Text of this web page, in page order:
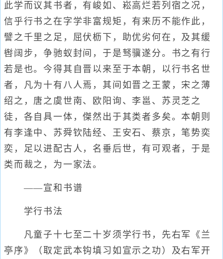
此学而议其书者，有峻如、崧高烂若列宿之况，
信乎行书之在字学非富规矩，有来历不能作此，
譬之千里之足，屈伏枥下，助优劣何在，及其缓
辔阔步，争驰蚁封间，于是驽骥遂分。书之有行
若是也。今得其自晋以来至于本朝，以行书名世
者，凡为十有八人焉，其间如晋之王蒙，宋之薄
绍之，唐之虞世南、欧阳询、李邕、苏灵芝之
徒，各自具一体，傑然出于其类者多矣。本朝则
有李逢中、苏舜钦陆经、王安石、蔡京，笔势奕
奕，足以进配古人，名垂后世，有可观者，于是
类而裁之，为一家法。
——宣和书谱
学行书法
凡童子十七至二十岁须学行书，先右军《兰
亭序》（取定武本钩填习如宣示之功）及右军开